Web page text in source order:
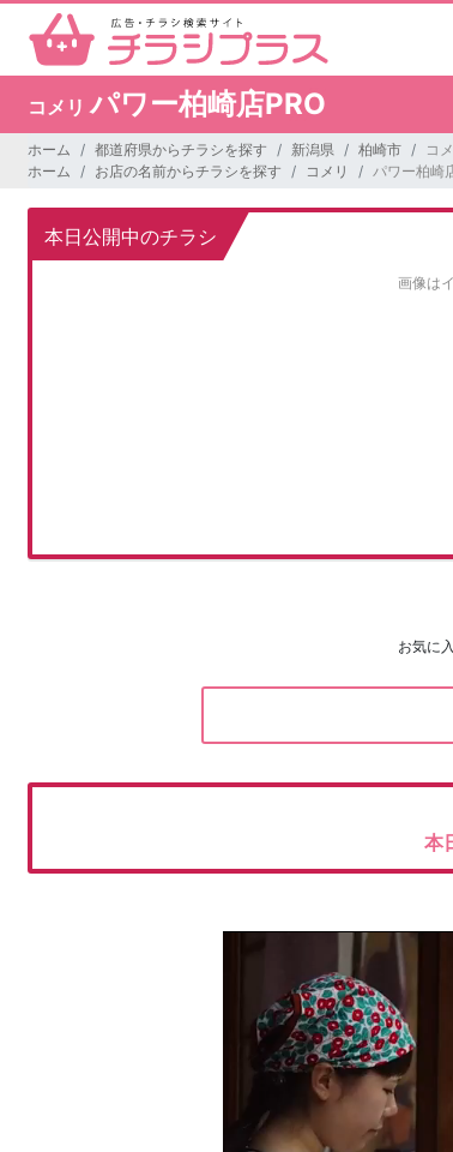
コメリパワー柏崎店PRO
ホーム 都道府県からチラシを探す 新潟県 柏崎市
コ
ホーム
お店の名前からチラシを探す コメリ パワー柏崎
本日公開中のチラシ
画像は
お気に
本